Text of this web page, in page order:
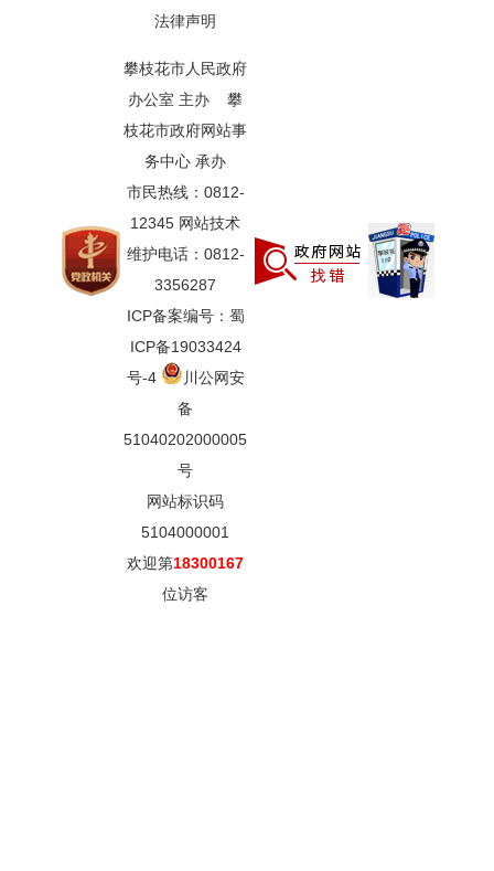
法律声明
攀枝花市人民政府
办公室 主办 攀
枝花市政府网站事
务中心 承办
市民热线：0812-
12345 网站技术
维护电话：0812-
3356287
ICP备案编号：蜀
ICP备19033424
号-4
川公网安
备
51040202000005
号
网站标识码
5104000001
欢迎第18300167
位访客